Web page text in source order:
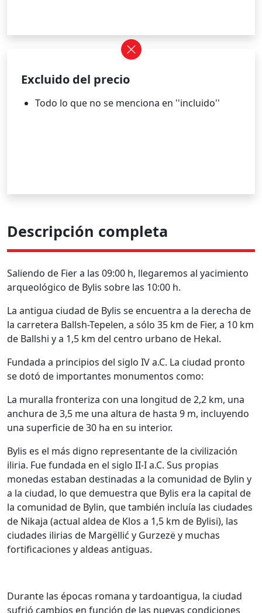
Excluido del precio
Todo lo que no se menciona en ''incluido''
Descripción completa
Saliendo de Fier a las 09:00 h, llegaremos al yacimiento
arqueológico de Bylis sobre las 10:00 h.
La antigua ciudad de Bylis se encuentra a la derecha de
la carretera Ballsh-Tepelen, a sólo 35 km de Fier, a 10 km
de Ballshi y a 1,5 km del centro urbano de Hekal.
Fundada a principios del siglo IV a.C. La ciudad pronto
se dotó de importantes monumentos como:
La muralla fronteriza con una longitud de 2,2 km, una
anchura de 3,5 me una altura de hasta 9 m, incluyendo
una superficie de 30 ha en su interior.
Bylis es el más digno representante de la civilización
iliria. Fue fundada en el siglo II-I a.C. Sus propias
monedas estaban destinadas a la comunidad de Bylin y
a la ciudad, lo que demuestra que Bylis era la capital de
la comunidad de Bylin, que también incluía las ciudades
de Nikaja (actual aldea de Klos a 1,5 km de Bylisi), las
ciudades ilirias de Margëllić y Gurzezë y muchas
fortificaciones y aldeas antiguas.
Durante las épocas romana y tardoantigua, la ciudad
sufrió cambios en función de las nuevas condiciones